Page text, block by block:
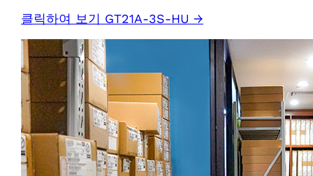
클릭하여 보기 GT21A-3S-HU →